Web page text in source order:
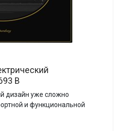
B
дизайн уже сложно
и функциональной